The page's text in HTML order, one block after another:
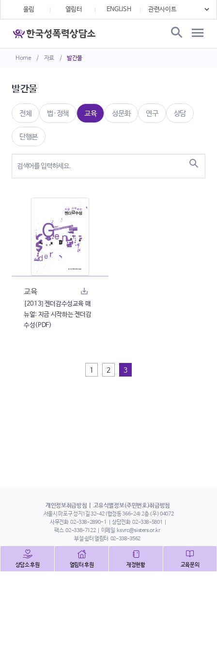
Home / 자료 / 발간물
울림 열림터 ENGLISH
발간물
전체 법·정책 교육 성문화 연구 상담
단행본
교육
[2013] 젠더감수성교육 매
뉴얼: 지금 시작하는 젠더감
수성(PDF)
1 2 3
개인정보취급방침 고유식별정보(주민번호)취급방침
서울시 마포구 성지1길 32-42 (합정동 366-24) 2층 (우) 04072
사무전화 02-338-2890~1 상담전화 02-338-5801
팩스 02-338-7122 이메일 ksvrc@sisters.or.kr
부설 쉼터 열림터 02-338-3562
상담소 후원 열림터 후원 재정현황 교육문의